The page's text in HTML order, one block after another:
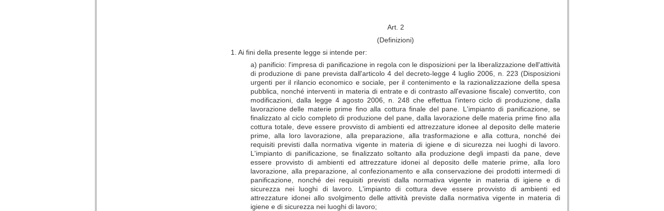
Art. 2
(Definizioni)
1. Ai fini della presente legge si intende per:
a) panificio: l'impresa di panificazione in regola con le disposizioni per la liberalizzazione dell'attività
di produzione di pane prevista dall'articolo 4 del decreto-legge 4 luglio 2006, n. 223 (Disposizioni
urgenti per il rilancio economico e sociale, per il contenimento e la razionalizzazione della spesa
pubblica, nonché interventi in materia di entrate e di contrasto all'evasione fiscale) convertito, con
modificazioni, dalla legge 4 agosto 2006, n. 248 che effettua l'intero ciclo di produzione, dalla
lavorazione delle materie prime fino alla cottura finale del pane. L'impianto di panificazione, se
finalizzato al ciclo completo di produzione del pane, dalla lavorazione delle materia prime fino alla
cottura totale, deve essere provvisto di ambienti ed attrezzature idonee al deposito delle materie
prime, alla loro lavorazione, alla preparazione, alla trasformazione e alla cottura, nonché dei
requisiti previsti dalla normativa vigente in materia di igiene e di sicurezza nei luoghi di lavoro.
L'impianto di panificazione, se finalizzato soltanto alla produzione degli impasti da pane, deve
essere provvisto di ambienti ed attrezzature idonei al deposito delle materie prime, alla loro
lavorazione, alla preparazione, al confezionamento e alla conservazione dei prodotti intermedi di
panificazione, nonché dei requisiti previsti dalla normativa vigente in materia di igiene e di
sicurezza nei luoghi di lavoro. L'impianto di cottura deve essere provvisto di ambienti ed
attrezzature idonei allo svolgimento delle attività previste dalla normativa vigente in materia di
igiene e di sicurezza nei luoghi di lavoro;